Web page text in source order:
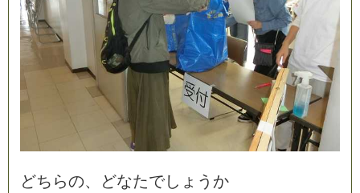
どち らの、 どなたでし ょ う か